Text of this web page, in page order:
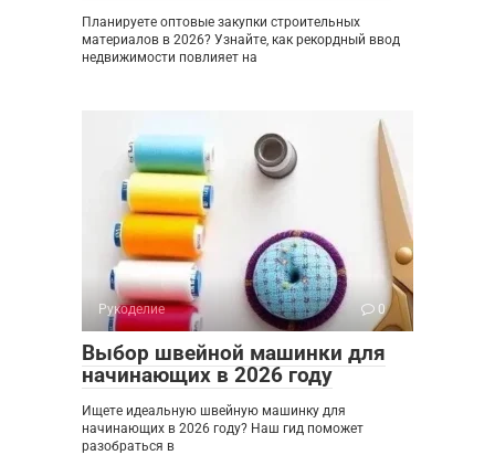
Планируете оптовые закупки строительных
материалов в 2026? Узнайте, как рекордный ввод
недвижимости повлияет на
Рукоделие 0
Выбор швейной машинки для
начинающих в 2026 году
Ищете идеальную швейную машинку для
начинающих в 2026 году? Наш гид поможет
разобраться в